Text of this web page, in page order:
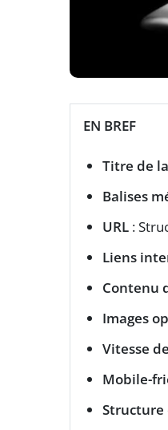
EN BREF
Titre de
Balises
URL :
Liens
Contenu
Images
Vitesse
Mobile-
Structure